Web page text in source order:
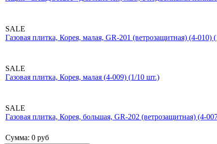
SALE
Газовая плитка, Корея, малая, GR-201 (ветрозащитная) (4-010)
SALE
Газовая плитка, Корея, малая (4-009) (1/10 шт.)
SALE
Газовая плитка, Корея, большая, GR-202 (ветрозащитная) (4-
Сумма: 0 руб